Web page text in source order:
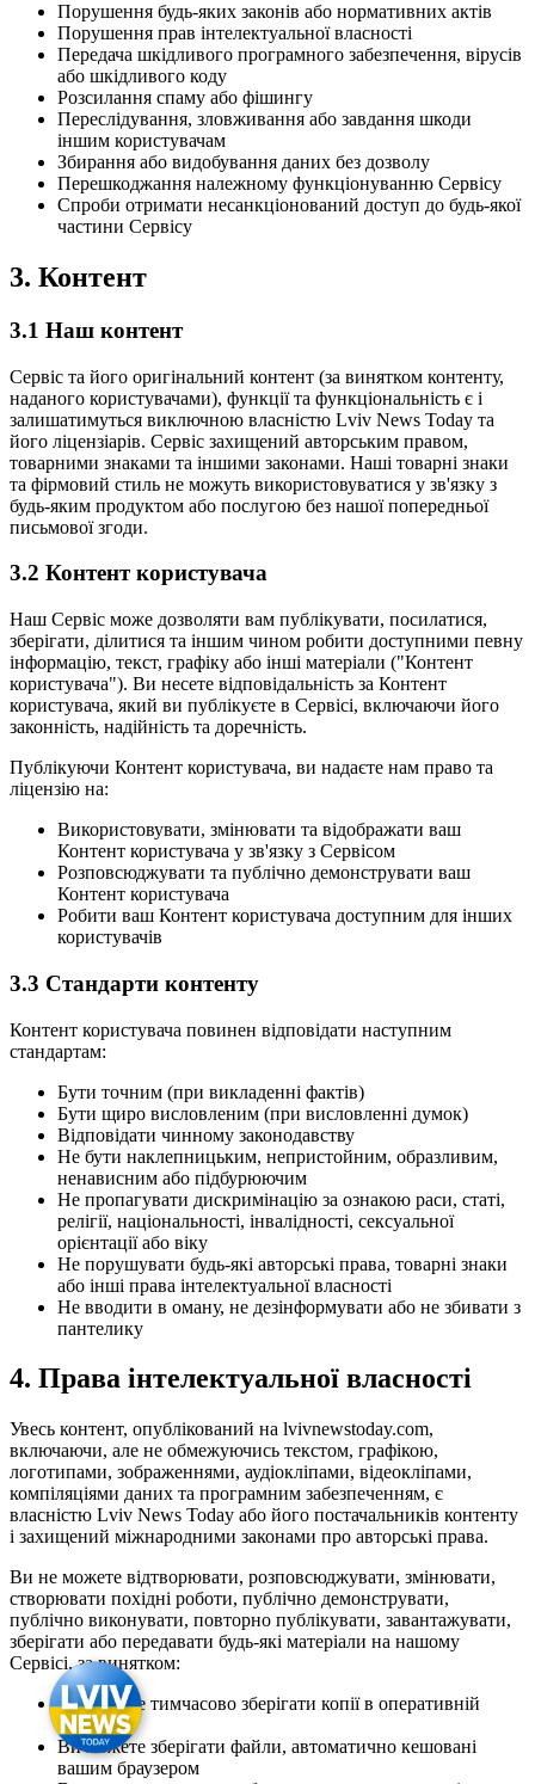
Порушення будь-яких законів або нормативних актів
Порушення прав інтелектуальної власності
Передача шкідливого програмного забезпечення, вірусів
або шкідливого коду
Розсилання спаму або фішингу
Переслідування, зловживання або завдання шкоди
іншим користувачам
Збирання або видобування даних без дозволу
Перешкоджання належному функціонуванню Сервісу
Спроби отримати несанкціонований доступ до будь-якої
частини Сервісу
3. Контент
3.1 Наш контент
Сервіс та його оригінальний контент (за винятком контенту,
наданого користувачами), функції та функціональність є і
залишатимуться виключною власністю Lviv News Today та
його ліцензіарів. Сервіс захищений авторським правом,
товарними знаками та іншими законами. Наші товарні знаки
та фірмовий стиль не можуть використовуватися у зв'язку з
будь-яким продуктом або послугою без нашої попередньої
письмової згоди.
3.2 Контент користувача
Наш Сервіс може дозволяти вам публікувати, посилатися,
зберігати, ділитися та іншим чином робити доступними певну
інформацію, текст, графіку або інші матеріали ("Контент
користувача"). Ви несете відповідальність за Контент
користувача, який ви публікуєте в Сервісі, включаючи його
законність, надійність та доречність.
Публікуючи Контент користувача, ви надаєте нам право та
ліцензію на:
Використовувати, змінювати та відображати ваш
Контент користувача у зв'язку з Сервісом
Розповсюджувати та публічно демонструвати ваш
Контент користувача
Робити ваш Контент користувача доступним для інших
користувачів
3.3 Стандарти контенту
Контент користувача повинен відповідати наступним
стандартам:
Бути точним (при викладенні фактів)
Бути щиро висловленим (при висловленні думок)
Відповідати чинному законодавству
Не бути наклепницьким, непристойним, образливим,
ненависним або підбурюючим
Не пропагувати дискримінацію за ознакою раси, статі,
релігії, національності, інвалідності, сексуальної
орієнтації або віку
Не порушувати будь-які авторські права, товарні знаки
або інші права інтелектуальної власності
Не вводити в оману, не дезінформувати або не збивати з
пантелику
4. Права інтелектуальної власності
Увесь контент, опублікований на lvivnewstoday.com,
включаючи, але не обмежуючись текстом, графікою,
логотипами, зображеннями, аудіокліпами, відеокліпами,
компіляціями даних та програмним забезпеченням, є
власністю Lviv News Today або його постачальників контенту
і захищений міжнародними законами про авторські права.
Ви не можете відтворювати, розповсюджувати, змінювати,
створювати похідні роботи, публічно демонструвати,
публічно виконувати, повторно публікувати, завантажувати,
зберігати або передавати будь-які матеріали на нашому
Сервісі, за винятком:
Ви можете тимчасово зберігати копії в оперативній
пам'яті
Ви можете зберігати файли, автоматично кешовані
вашим браузером